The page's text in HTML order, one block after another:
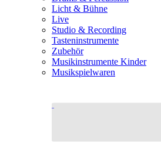
Licht & Bühne
Live
Studio & Recording
Tasteninstrumente
Zubehör
Musikinstrumente Kinder
Musikspielwaren